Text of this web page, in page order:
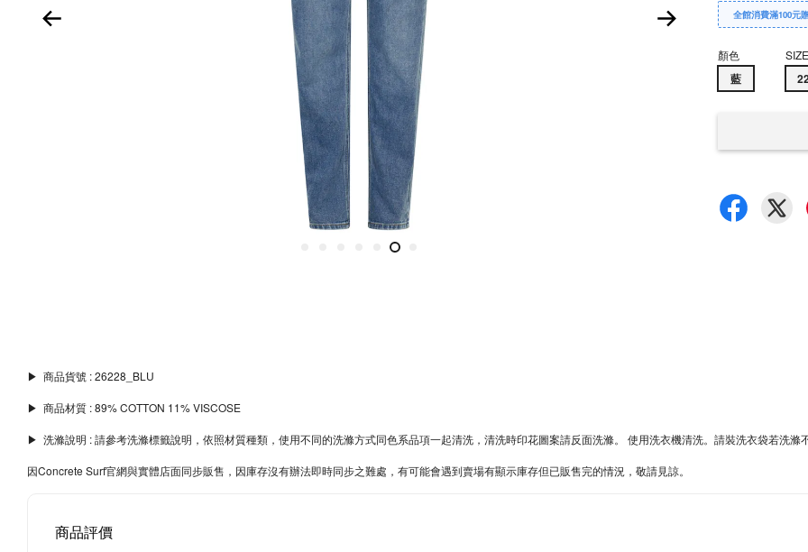
全館消費滿100元
顏色
藍
SIZE
▶︎ 商品貨號 : 26228_BLU
▶︎ 商品材質 : 89% COTTON 11% VISCOSE
▶︎ 洗滌說明 : 請參考洗滌標籤說明，依照材質種類，使用不同的洗滌方式同色系品項一起清洗，清洗時印花圖案請反面洗滌。 使用洗衣機清洗。請裝洗衣袋若洗滌
因Concrete Surf官網與實體店面同步販售，因庫存沒有辦法即時同步之難處，有可能會遇到賣場有顯示庫存但已販售完的情況，敬請見諒。
商品評價